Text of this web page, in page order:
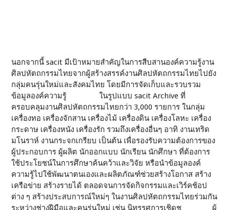
นอกจากนี้ sacit มีเป้าหมายสำคัญในการสืบสานองค์ความรู้งาน
ศิลปหัตถกรรมไทยจากผู้สร้างสรรค์งานศิลปหัตถกรรมไทยไปยัง
กลุ่มคนรุ่นใหม่และสังคมไทย โดยมีการจัดเก็บและรวบรวม
ข้อมูลองค์ความรู้ ในรูปแบบ sacit Archive ที่
ครอบคลุมงานศิลปหัตถกรรมไทยกว่า 3,000 รายการ ในกลุ่ม
เครื่องทอ เครื่องจักสาน เครื่องไม้ เครื่องดิน เครื่องโลหะ เครื่อง
กระดาษ เครื่องหนัง เครื่องรัก รวมถึงเครื่องอื่นๆ อาทิ งานเทริด
มโนราห์ งานกระจกเกรียบ เป็นต้น เพื่อรองรับความต้องการของ
ผู้ประกอบการ ผู้ผลิต นักออกแบบ นักเรียน นักศึกษา ที่ต้องการ
ใช้ประโยชน์ในการศึกษาค้นคว้าและวิจัย หรือนำข้อมูลองค์
ความรู้ไปใช้พัฒนาตนเองและผลิตภัณฑ์ช่วยสร้างโอกาส สร้าง
เครือข่าย สร้างรายได้ ตลอดจนการจัดกิจกรรมและเวิร์คช้อป
ต่าง ๆ สร้างประสบการณ์ใหม่ๆ ในงานศิลปหัตถกรรมไทยร่วมกัน
ระหว่างช่างฝีมือและคนรุ่นใหม่ เช่น นิทรรศการเชิดชู ผู้